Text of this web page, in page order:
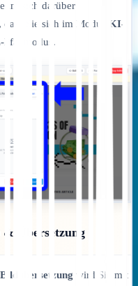
im sich darüber
Sie sich im Modus
KI-
Pfadmodus.
Übersetzung
wird Sie mit